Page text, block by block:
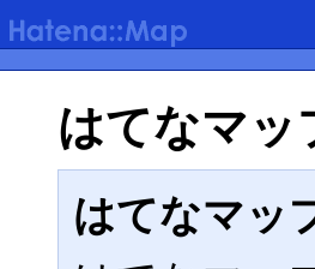
はてなマッ
はてなマッ